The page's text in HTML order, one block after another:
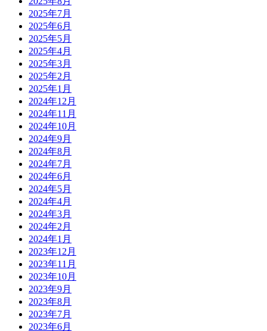
2025年7月
2025年6月
2025年5月
2025年4月
2025年3月
2025年2月
2025年1月
2024年12月
2024年11月
2024年10月
2024年9月
2024年8月
2024年7月
2024年6月
2024年5月
2024年4月
2024年3月
2024年2月
2024年1月
2023年12月
2023年11月
2023年10月
2023年9月
2023年8月
2023年7月
2023年6月